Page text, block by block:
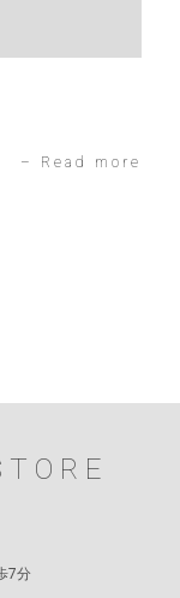
– Read more
7分